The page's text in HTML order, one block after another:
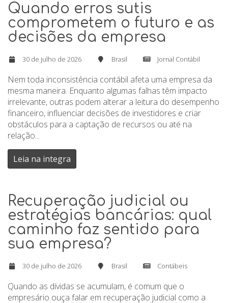
Quando erros sutis
comprometem o futuro e as
decisões da empresa
30 de julho de 2026 Brasil Jornal Contábil
Nem toda inconsistência contábil afeta uma empresa da
mesma maneira. Enquanto algumas falhas têm impacto
irrelevante, outras podem alterar a leitura do desempenho
financeiro, influenciar decisões de investidores e criar
obstáculos para a captação de recursos ou até na
relação...
Leia na integra
Recuperação judicial ou
estratégias bancárias: qual
caminho faz sentido para
sua empresa?
30 de julho de 2026 Brasil Contábeis
Quando as dívidas se acumulam, é comum que o
empresário ouça falar em recuperação judicial como a